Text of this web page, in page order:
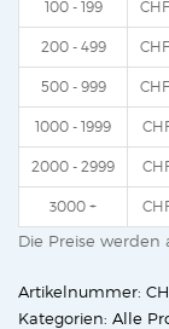
Menge
100 - 199 CHF
200 - 499 CHF
500 - 999 CHF
1000 - 1999
2000 - 2999
3000 +
Die Preise werden
Artikelnummer:
Kategorien: Alle